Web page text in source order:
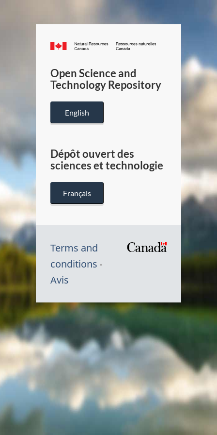
Canada.ca
/
Canada
Open Science and
Technology Repository
English
Dépôt ouvert des
sciences et technologie
Français
Terms and
conditions
Avis
Symbole
du